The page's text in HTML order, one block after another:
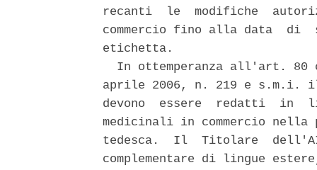
recanti  le  modifiche
commercio fino alla data  di
etichetta.
In ottemperanza all'art. 80
aprile 2006, n. 219 e
devono  essere  redatti  in
medicinali in commercio
tedesca.  Il  Titolare
complementare di lingue